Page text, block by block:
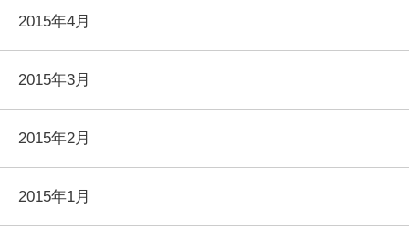
2015年4月
2015年3月
2015年2月
2015年1月